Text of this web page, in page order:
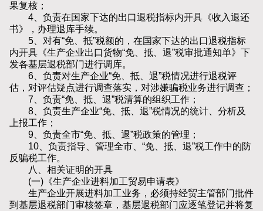
果复核；
4、负责在国家下达的出口退税指标内开具《收入退还
书》，办理退库手续。
5、对有“免、抵”税额的，在国家下达的出口退税指标
内开具《生产企业出口货物“免、抵、退”税审批通知单》下
发各基层退税部门进行调库。
6、负责对生产企业“免、抵、退”税情况进行退税评
估，对评估疑点进行调查落实，对涉嫌骗税业务进行调查；
7、负责“免、抵、退”税清算的组织工作；
8、负责生产企业“免、抵、退”税情况的统计、分析及
上报工作；
9、负责全市“免、抵、退”税政策的管理；
10、负责指导、管理全市、“免、抵、退”税工作中的防
反骗税工作。
八、相关证明的开具
(一)《生产企业进料加工贸易申请表》
生产企业开展进料加工业务，必须持经贸主管部门批件
到基层退税部门审核签章，基层退税部门应逐笔登记并将复